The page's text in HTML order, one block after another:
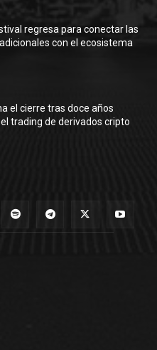
regresa para conectar las
con el ecosistema
el cierre tras doce años
trading de derivados cripto